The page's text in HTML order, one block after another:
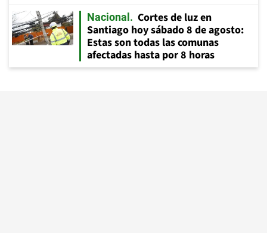
Nacional
Cortes de luz en
Santiago hoy sábado 8 de agosto:
Estas son todas las comunas
afectadas hasta por 8 horas